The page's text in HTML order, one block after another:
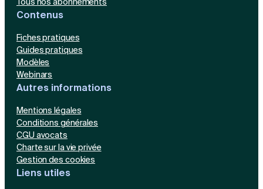
Contenus
Fiches pratiques
Guides pratiques
Modèles
Webinars
Autres informations
Mentions légales
Conditions générales
CGU avocats
Charte sur la vie privée
Gestion des cookies
Liens utiles